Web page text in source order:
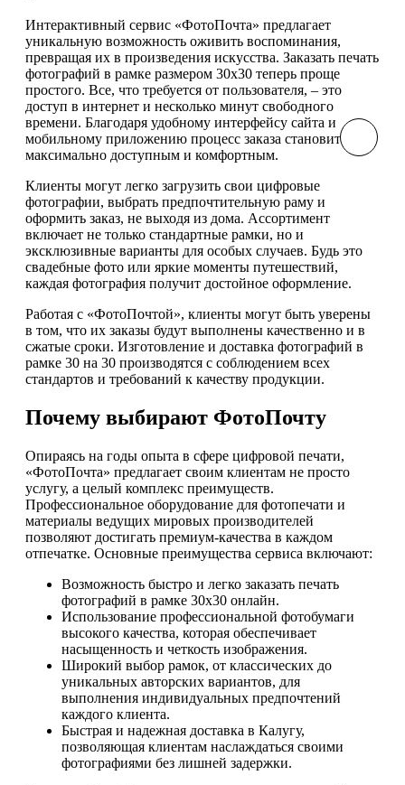
Интерактивный сервис «ФотоПочта» предлагает
уникальную возможность оживить воспоминания,
превращая их в произведения искусства. Заказать печать
фотографий в рамке размером 30х30 теперь проще
простого. Все, что требуется от пользователя, – это
доступ в интернет и несколько минут свободного
времени. Благодаря удобному интерфейсу сайта и
мобильному приложению процесс заказа становится
максимально доступным и комфортным.
Клиенты могут легко загрузить свои цифровые
фотографии, выбрать предпочтительную раму и
оформить заказ, не выходя из дома. Ассортимент
включает не только стандартные рамки, но и
эксклюзивные варианты для особых случаев. Будь это
свадебные фото или яркие моменты путешествий,
каждая фотография получит достойное оформление.
Работая с «ФотоПочтой», клиенты могут быть уверены
в том, что их заказы будут выполнены качественно и в
сжатые сроки. Изготовление и доставка фотографий в
рамке 30 на 30 производятся с соблюдением всех
стандартов и требований к качеству продукции.
Почему выбирают ФотоПочту
Опираясь на годы опыта в сфере цифровой печати,
«ФотоПочта» предлагает своим клиентам не просто
услугу, а целый комплекс преимуществ.
Профессиональное оборудование для фотопечати и
материалы ведущих мировых производителей
позволяют достигать премиум-качества в каждом
отпечатке. Основные преимущества сервиса включают:
Возможность быстро и легко заказать печать
фотографий в рамке 30х30 онлайн.
Использование профессиональной фотобумаги
высокого качества, которая обеспечивает
насыщенность и четкость изображения.
Широкий выбор рамок, от классических до
уникальных авторских вариантов, для
выполнения индивидуальных предпочтений
каждого клиента.
Быстрая и надежная доставка в Калугу,
позволяющая клиентам наслаждаться своими
фотографиями без лишней задержки.